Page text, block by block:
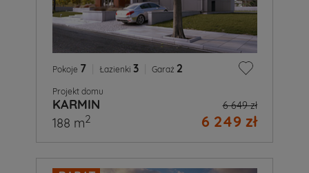
Pokoje 7 Łazienki 3 Garaż 2
Projekt domu
KARMIN 6 649 zł
6 249 zł
188 m2